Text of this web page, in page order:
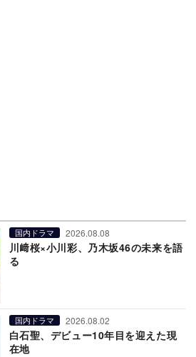
国内ドラマ 2026.08.08
川﨑桜×小川彩、乃木坂46の未来を語
る
国内ドラマ 2026.08.02
白石聖、デビュー10年目を迎えた現
在地